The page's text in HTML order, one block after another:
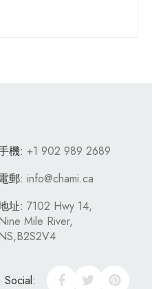
機: +1 902 989 2689
郵: info@chami.ca
址: 7102 Hwy 14,
Mile River,
Social: